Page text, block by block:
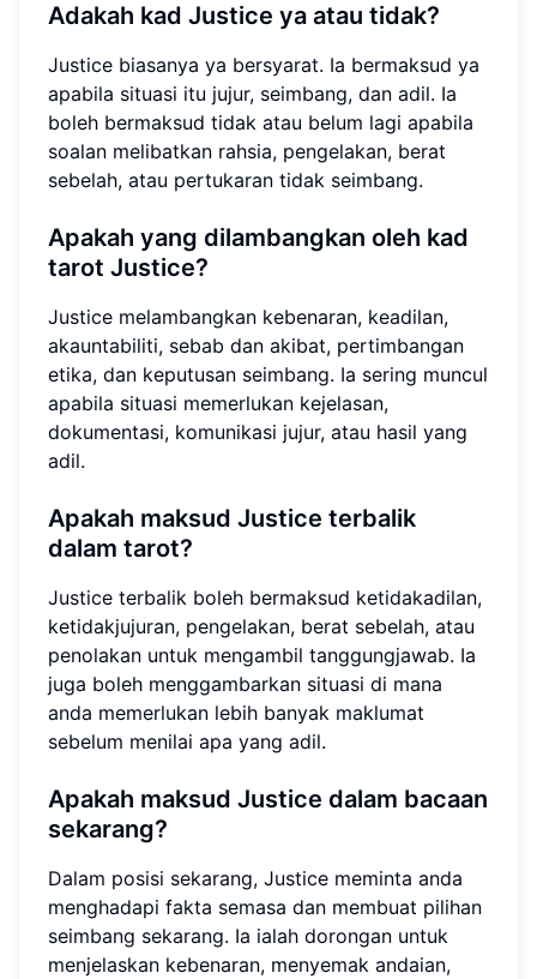
Adakah kad Justice ya atau tidak?
Justice biasanya ya bersyarat. Ia bermaksud ya
apabila situasi itu jujur, seimbang, dan adil. Ia
boleh bermaksud tidak atau belum lagi apabila
soalan melibatkan rahsia, pengelakan, berat
sebelah, atau pertukaran tidak seimbang.
Apakah yang dilambangkan oleh kad
tarot Justice?
Justice melambangkan kebenaran, keadilan,
akauntabiliti, sebab dan akibat, pertimbangan
etika, dan keputusan seimbang. Ia sering muncul
apabila situasi memerlukan kejelasan,
dokumentasi, komunikasi jujur, atau hasil yang
adil.
Apakah maksud Justice terbalik
dalam tarot?
Justice terbalik boleh bermaksud ketidakadilan,
ketidakjujuran, pengelakan, berat sebelah, atau
penolakan untuk mengambil tanggungjawab. Ia
juga boleh menggambarkan situasi di mana
anda memerlukan lebih banyak maklumat
sebelum menilai apa yang adil.
Apakah maksud Justice dalam bacaan
sekarang?
Dalam posisi sekarang, Justice meminta anda
menghadapi fakta semasa dan membuat pilihan
seimbang sekarang. Ia ialah dorongan untuk
menjelaskan kebenaran, menyemak andaian,